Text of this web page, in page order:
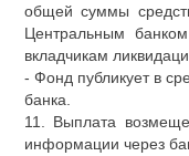
общей суммы
Центральным
вкладчикам
- Фонд публикует в
банка.
11. Выплата
информации через